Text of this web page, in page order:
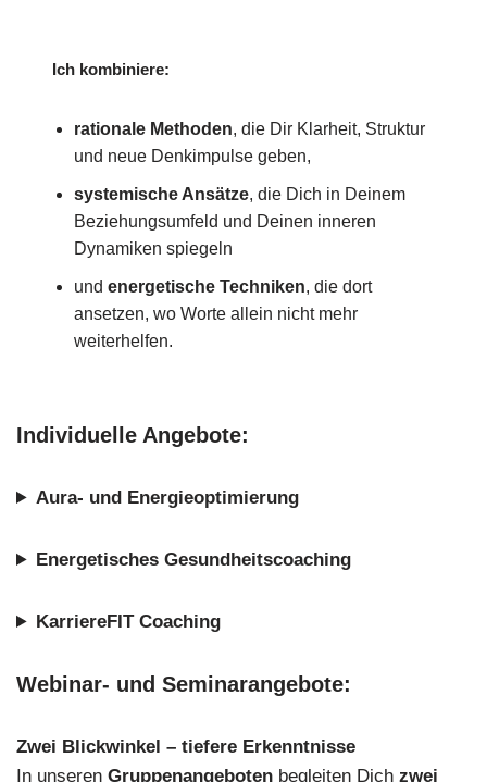
Ich kombiniere:
rationale Methoden, die Dir Klarheit, Struktur
und neue Denkimpulse geben,
systemische Ansätze, die Dich in Deinem
Beziehungsumfeld und Deinen inneren
Dynamiken spiegeln
undenergetische Techniken, die dort
ansetzen, wo Worte allein nicht mehr
weiterhelfen.
Individuelle Angebote:
Aura- und Energieoptimierung
Energetisches Gesundheitscoaching
KarriereFIT Coaching
Webinar- und Seminarangebote:
Zwei Blickwinkel – tiefere Erkenntnisse
In unseren Gruppenangeboten begleiten Dich zwei